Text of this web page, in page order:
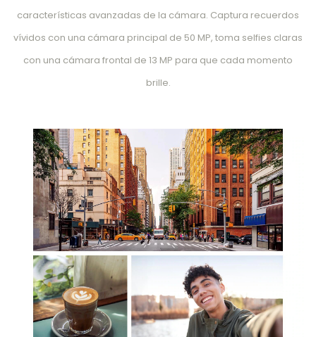
características avanzadas de la cámara. Captura recuerdos
vívidos con una cámara principal de 50 MP, toma selfies claras
con una cámara frontal de 13 MP para que cada momento
brille.